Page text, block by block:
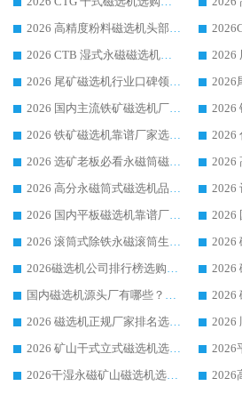
2026 高精度粉料磁选机头部厂家选购指南 行业口碑靠谱品牌推荐 领域强者华体会手机网页版-华体会(中国) 解析
2026 CTB 湿式永磁磁选机选购指南|行业口碑良好品牌推荐，领域强者华体会手机网页版-华体会(中国)
2026 尾矿磁选机行业口碑领域强者，源头直供国内主流厂家华体会手机网页版-华体会(中国) 一站式服务
2026 国内主流铁矿磁选机厂家选购指南|行业口碑好品牌推荐，领域强者华体会手机网页版-华体会(中国)
2026 铁矿磁选机靠谱厂家选购指南，领域强者华体会手机网页版-华体会(中国) 铁矿磁选机性价比高
2026 选矿老板必看永磁筒磁选机推荐 行业头部品牌口碑设备选购全攻略
2026 高分永磁筒式磁选机品牌推荐 选矿设备强者对比测评采购避坑全攻略
2026 国内平板磁选机靠谱厂家排名 行业实测口碑设备按需选购全指南
2026 滚筒式除铁永磁滚筒生产厂家推荐排名|行业口碑选购指南，领域强者源头厂商精选
2026磁选机公司排行榜选购指南|正规源头厂家推荐，领域强者高性价比靠谱信赖品牌
国内磁选机源头厂有哪些？2026 综合实力排名与采购避坑技巧
2026 磁选机正规厂家排名选购指南|行业口碑信赖品牌推荐性价比高靠谱磁电企业
2026 矿山干式立式磁选机选型攻略 梳理深耕磁电装备多年靠谱生产厂商
2026干湿永磁矿山磁选机选型攻略 优质生产厂家排名 选矿领域高口碑品牌推荐指南